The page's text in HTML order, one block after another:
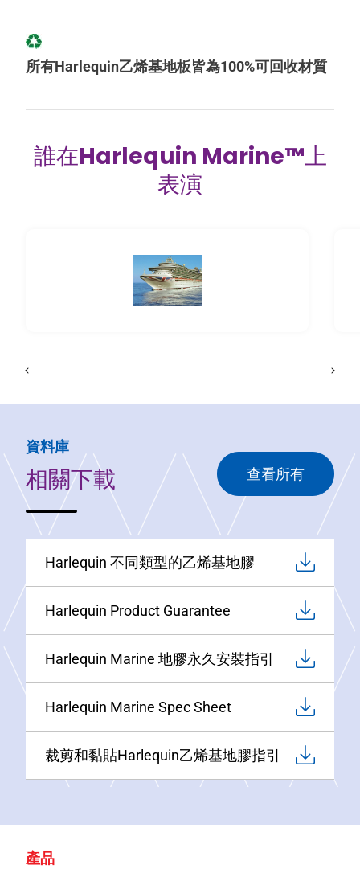
所有Harlequin乙烯基地板皆為100%可回收材質
誰在Harlequin Marine™上
表演
資料庫
相關下載 查看所有
Harlequin 不同類型的乙烯基地膠
Harlequin Product Guarantee
Harlequin Marine 地膠永久安裝指引
Harlequin Marine Spec Sheet
裁剪和黏貼Harlequin乙烯基地膠指引
產品